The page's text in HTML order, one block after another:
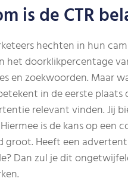
is de CTR
hechten in hun
het doorklikpercentage
en zoekwoorden. Maar
in de eerste
relevant vinden. Jij
is de kans op een
Heeft een
Dan zul je dit